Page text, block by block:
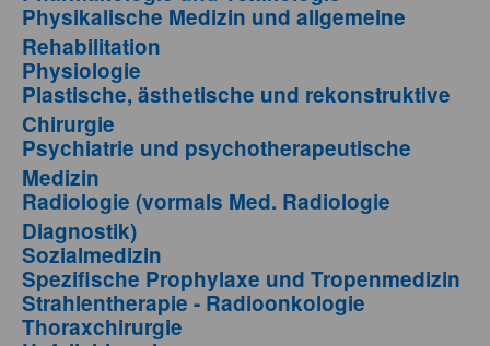
Physikalische Medizin und allgemeine
Rehabilitation
Physiologie
Plastische, ästhetische und rekonstruktive
Chirurgie
Psychiatrie und psychotherapeutische
Medizin
Radiologie (vormals Med. Radiologie
Diagnostik)
Sozialmedizin
Spezifische Prophylaxe und Tropenmedizin
Strahlentherapie - Radioonkologie
Thoraxchirurgie